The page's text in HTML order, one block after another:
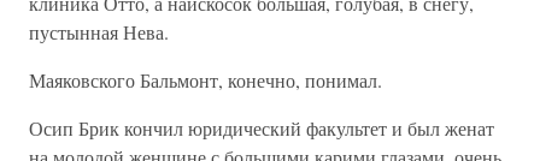
пустынная Нева.
Маяковского Бальмонт, конечно, понимал.
Осип Брик кончил юридический факультет и был женат